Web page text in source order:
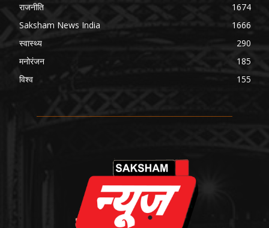
राजनीति
1674
Saksham News India
1666
स्वास्थ्य
290
मनोरंजन
185
विश्व
155